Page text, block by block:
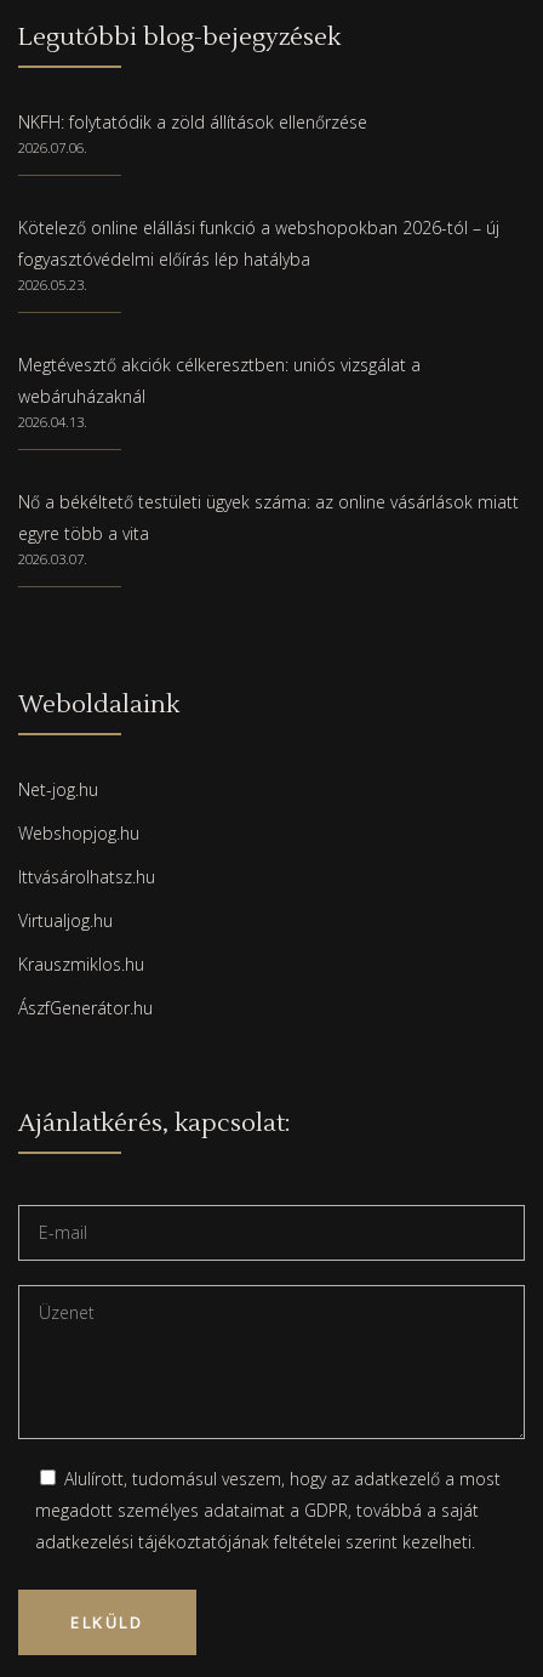
Legutóbbi blog-bejegyzések
NKFH: folytatódik a zöld állítások ellenőrzése
2026.07.06.
Kötelező online elállási funkció a webshopokban 2026-tól – új
fogyasztóvédelmi előírás lép hatályba
2026.05.23.
Megtévesztő akciók célkeresztben: uniós vizsgálat a
webáruházaknál
2026.04.13.
Nő a békéltető testületi ügyek száma: az online vásárlások miatt
egyre több a vita
2026.03.07.
Weboldalaink
Net-jog.hu
Webshopjog.hu
Ittvásárolhatsz.hu
Virtualjog.hu
Krauszmiklos.hu
ÁszfGenerátor.hu
Ajánlatkérés, kapcsolat:
Alulírott, tudomásul veszem, hogy az adatkezelő a most
megadott személyes adataimat a GDPR, továbbá a saját
adatkezelési tájékoztatójánakfeltételei szerint kezelheti.